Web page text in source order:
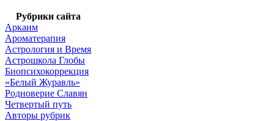
Рубрики сайта
Аркаим
Ароматерапия
Астрология и Время
Астрошкола Глобы
Биопсихокоррекция
«Белый Журавль»
Родноверие Славян
Четвертый путь
Авторы рубрик